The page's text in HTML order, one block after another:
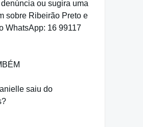
ou sugira uma
sobre Ribeirão Preto e
WhatsApp: 16 99117
saiu do